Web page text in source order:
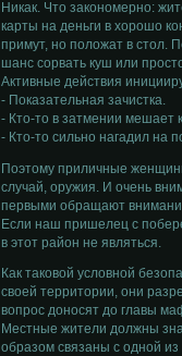
Никак. Что закономерно:
карты на деньги в хорошо
примут, но положат в стол.
шанс сорвать куш или
Активные действия
- Показательная зачистка.
- Кто-то в затмении мешает
- Кто-то сильно нагадил на
Поэтому приличные
случай, оружия. И очень
первыми обращают
Если наш пришелец с
в этот район не являться.
Как таковой условной
своей территории, они
вопрос доносят до главы
Местные жители должны
образом связаны с одной